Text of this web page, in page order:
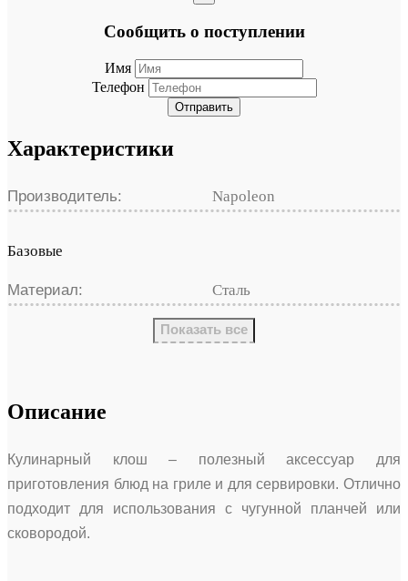
Сообщить о поступлении
Имя
Телефон
Отправить
Характеристики
Производитель: Napoleon
Базовые
Материал: Сталь
Показать все
Описание
Кулинарный клош – полезный аксессуар для
приготовления блюд на гриле и для сервировки. Отлично
подходит для использования с чугунной планчей или
сковородой.